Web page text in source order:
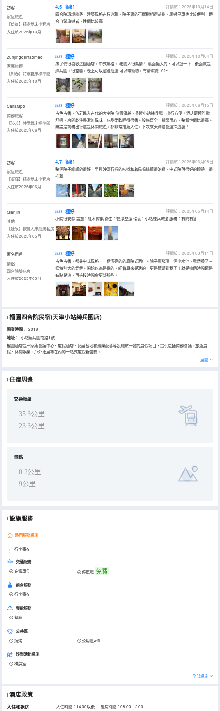
訪客
家庭旅遊
【倚虹】精品雙床小套房
入住於2025年10月
4.5 很好
評價於：2025年10月14日
四合院環境幽靜，建築風格古樸典雅，院子裏的石榴樹相得益彰，周邊停車也比較便利，適
合自駕旅遊者，性價比較高
Zunjingdemaomao
家庭旅遊
【知春】特惠雙床標準間
入住於2025年10月
5.0 極好
評價於：2025年10月04日
孩子們很喜歡這個酒店，中式風格。 老闆人很熱情！ 裏面挺大的，可以逛一下，後面就是
練兵園。很空曠，晚上可以溜達溜達 可以帶寵物，有清潔費100~
Caifafupo
商務旅客
【沁芳】特惠雙床標準間
入住於2025年06月
5.0 極好
評價於：2025年06月15日
古色古香，仿若進入古代的大宅院 位置優越，靠近小站練兵場，出行方便。酒店環境雅緻
舒適，房間乾淨整潔無異味，床品柔軟睡得很香。設施齊全，細節用心，整體性價比很高。
無論是商務出行還是休閑旅遊，都非常推薦入住，下次來天津還會選擇這裏！
訪客
家庭旅遊
【凝輝】精品雙床小套房
入住於2025年06月
4.7 很好
評價於：2025年06月08日
整個院子維護的很好，早晨沖洗石板的味道和着鳥鳴綠植很治癒，中式院落很好的體驗，很
推薦
Qianjin
其他
【聽泉】觀景大床總統套房
入住於2025年05月
5.0 極好
評價於：2025年05月14日
小院很安靜 設施：紅木傢俱 衞生：乾淨整潔 環境：小站練兵城邊 服務：有問有答
匿名用戶
情侶
四合院雙床房
入住於2025年03月
5.0 極好
評價於：2025年03月11日
古色古香，都是中式風格，一個漂亮的的庭院式酒店。院子裏發現一個小水池，竟然養了三
條特別大的錦鯉。開始以為是假的，細看原來是活的，更是驚艷到我了！就是這個時間還是
有點兒涼，再過段時間會更舒服些。
榴園四合院民宿(天津小站練兵園店)
開業時間： 2019
地址：
小站鎮兵園南路1號
榴園酒店是一家集會議中心、度假酒店、拓展基地和娛樂配套等設施於一體的度假項目，提供包括商務會議、旅遊度
假、休閒娛樂、戶外拓展等在內的一站式度假新體驗。
展開
住宿周邊
交通樞紐
35.3公里
23.3公里
景點
0.2公里
9公里
設施服務
熱門服務設施
行李寄存
交通服務
充電車位 停車場 免費
前台服務
行李寄存
餐飲服務
餐廳
公共區
燒烤 公用區wifi
娛樂活動設施
棋牌室
全部設施
酒店政策
入住和退房 入住時間：14:00以後 退房時間：08:00-12:00